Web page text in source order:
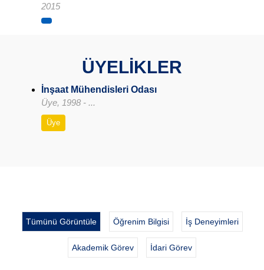
2015
ÜYELİKLER
İnşaat Mühendisleri Odası
Üye, 1998 - ...
Üye
Tümünü Görüntüle Öğrenim Bilgisi İş Deneyimleri
Akademik Görev İdari Görev